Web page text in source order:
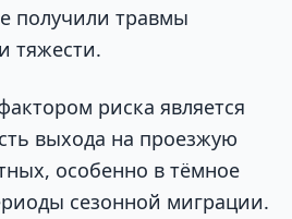
получили травмы
тяжести.
риска является
выхода на проезжую
особенно в тёмное
сезонной миграции.